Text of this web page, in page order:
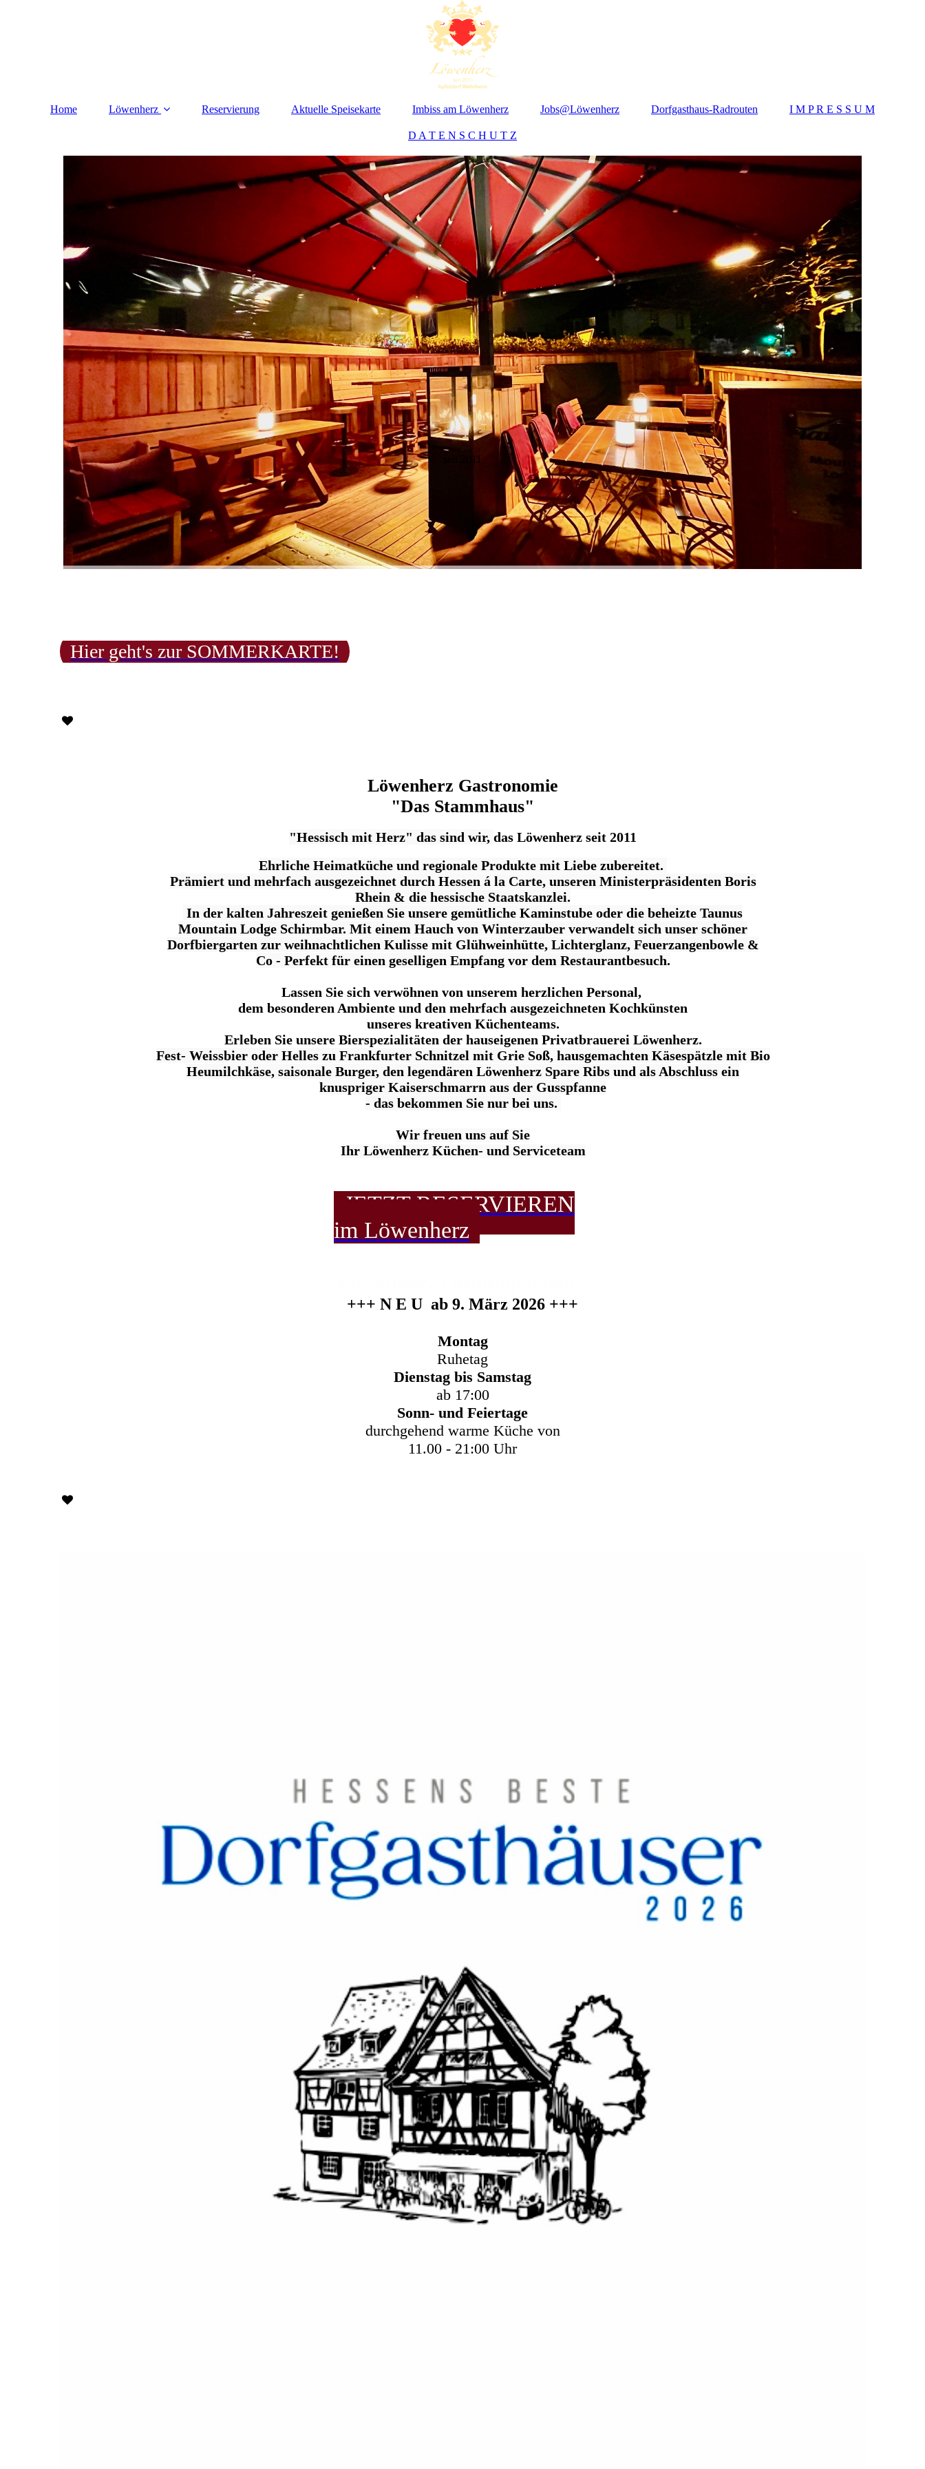
Home Löwenherz Reservierung Aktuelle Speisekarte Imbiss am Löwenherz Jobs@Löwenherz Dorfgasthaus-Radrouten I M P R E S S U M
D A T E N S C H U T Z
seit 2011
Hier geht's zur SOMMERKARTE!
Löwenherz Gastronomie
"Das Stammhaus"
"Hessisch mit Herz" das sind wir, das Löwenherz seit 2011
Ehrliche Heimatküche und regionale Produkte mit Liebe zubereitet.
Prämiert und mehrfach ausgezeichnet durch Hessen á la Carte, unseren Ministerpräsidenten Boris
Rhein & die hessische Staatskanzlei.
In der kalten Jahreszeit genießen Sie unsere gemütliche Kaminstube oder die beheizte Taunus
Mountain Lodge Schirmbar. Mit einem Hauch von Winterzauber verwandelt sich unser schöner
Dorfbiergarten zur weihnachtlichen Kulisse mit Glühweinhütte, Lichterglanz, Feuerzangenbowle &
Co - Perfekt für einen geselligen Empfang vor dem Restaurantbesuch.
Lassen Sie sich verwöhnen von unserem herzlichen Personal,
dem besonderen Ambiente und den mehrfach ausgezeichneten Kochkünsten
unseres kreativen Küchenteams.
Erleben Sie unsere Bierspezialitäten der hauseigenen Privatbrauerei Löwenherz.
Fest- Weissbier oder Helles zu Frankfurter Schnitzel mit Grie Soß, hausgemachten Käsespätzle mit Bio
Heumilchkäse, saisonale Burger, den legendären Löwenherz Spare Ribs und als Abschluss ein
knuspriger Kaiserschmarrn aus der Gusspfanne
- das bekommen Sie nur bei uns.
Wir freuen uns auf Sie
Ihr Löwenherz Küchen- und Serviceteam
JETZT RESERVIEREN
im Löwenherz
+++ N E U ab 9. März 2026 +++
Montag
Ruhetag
Dienstag bis Samstag
ab 17:00
Sonn- und Feiertage
durchgehend warme Küche von
11.00 - 21:00 Uhr